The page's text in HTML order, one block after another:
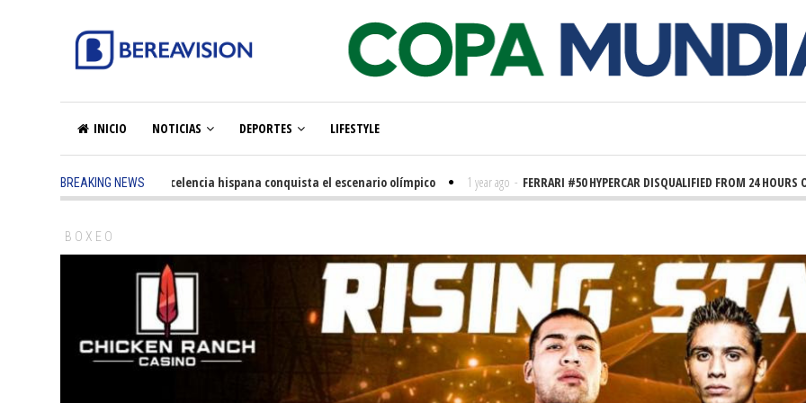
INICIO NOTICIAS DEPORTES LIFESTYLE
BREAKING NEWS
5 months ago - La excelencia hispana conquista el escenario olímpico 1 year ago - FERRARI #50 HYPERCAR DISQUALIFIED FROM 24 HOURS
BOXEO